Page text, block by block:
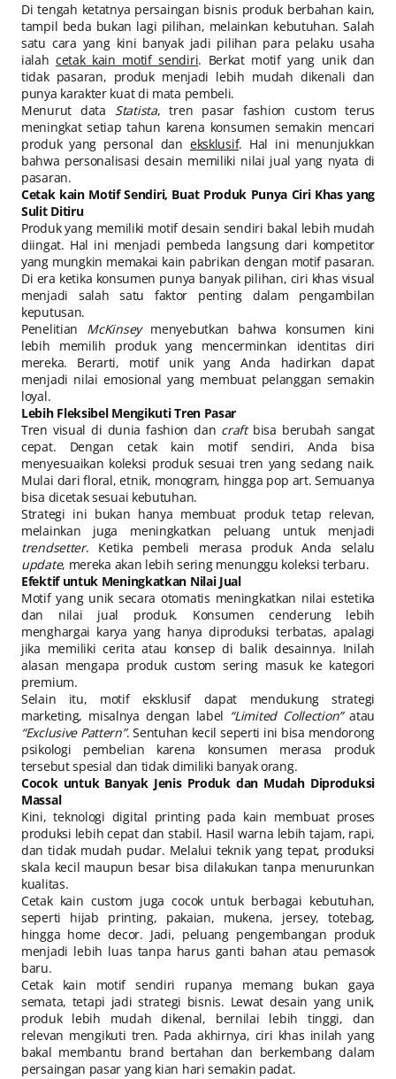
Di tengah ketatnya persaingan bisnis produk berbahan kain,
tampil beda bukan lagi pilihan, melainkan kebutuhan. Salah
satu cara yang kini banyak jadi pilihan para pelaku usaha
ialahcetak kain motif sendiri. Berkat motif yang unik dan
tidak pasaran, produk menjadi lebih mudah dikenali dan
punya karakter kuat di mata pembeli.
Menurut data Statista, tren pasar fashion custom terus
meningkat setiap tahun karena konsumen semakin mencari
produk yang personal dan eksklusif. Hal ini menunjukkan
bahwa personalisasi desain memiliki nilai jual yang nyata di
pasaran.
Cetak kain Motif Sendiri, Buat Produk Punya Ciri Khas yang
Sulit Ditiru
Produk yang memiliki motif desain sendiri bakal lebih mudah
diingat. Hal ini menjadi pembeda langsung dari kompetitor
yang mungkin memakai kain pabrikan dengan motif pasaran.
Di era ketika konsumen punya banyak pilihan, ciri khas visual
menjadi salah satu faktor penting dalam pengambilan
keputusan.
Penelitian McKinseymenyebutkan bahwa konsumen kini
lebih memilih produk yang mencerminkan identitas diri
mereka. Berarti, motif unik yang Anda hadirkan dapat
menjadi nilai emosional yang membuat pelanggan semakin
loyal.
Lebih Fleksibel Mengikuti Tren Pasar
Tren visual di dunia fashion dan craftbisa berubah sangat
cepat. Dengan cetak kain motif sendiri, Anda bisa
menyesuaikan koleksi produk sesuai tren yang sedang naik.
Mulai dari floral, etnik, monogram, hingga pop art. Semuanya
bisa dicetak sesuai kebutuhan.
Strategi ini bukan hanya membuat produk tetap relevan,
melainkan juga meningkatkan peluang untuk menjadi
trendsetter. Ketika pembeli merasa produk Anda selalu
update, mereka akan lebih sering menunggu koleksi terbaru.
Efektif untuk Meningkatkan Nilai Jual
Motif yang unik secara otomatis meningkatkan nilai estetika
dan nilai jual produk. Konsumen cenderung lebih
menghargai karya yang hanya diproduksi terbatas, apalagi
jika memiliki cerita atau konsep di balik desainnya. Inilah
alasan mengapa produk custom sering masuk ke kategori
premium.
Selain itu, motif eksklusif dapat mendukung strategi
marketing, misalnya dengan label “Limited Collection”atau
“Exclusive Pattern”. Sentuhan kecil seperti ini bisa mendorong
psikologi pembelian karena konsumen merasa produk
tersebut spesial dan tidak dimiliki banyak orang.
Cocok untuk Banyak Jenis Produk dan Mudah Diproduksi
Massal
Kini, teknologi digital printing pada kain membuat proses
produksi lebih cepat dan stabil. Hasil warna lebih tajam, rapi,
dan tidak mudah pudar. Melalui teknik yang tepat, produksi
skala kecil maupun besar bisa dilakukan tanpa menurunkan
kualitas.
Cetak kain custom juga cocok untuk berbagai kebutuhan,
seperti hijab printing, pakaian, mukena, jersey, totebag,
hingga home decor. Jadi, peluang pengembangan produk
menjadi lebih luas tanpa harus ganti bahan atau pemasok
baru.
Cetak kain motif sendiri rupanya memang bukan gaya
semata, tetapi jadi strategi bisnis. Lewat desain yang unik,
produk lebih mudah dikenal, bernilai lebih tinggi, dan
relevan mengikuti tren. Pada akhirnya, ciri khas inilah yang
bakal membantu brand bertahan dan berkembang dalam
persaingan pasar yang kian hari semakin padat.